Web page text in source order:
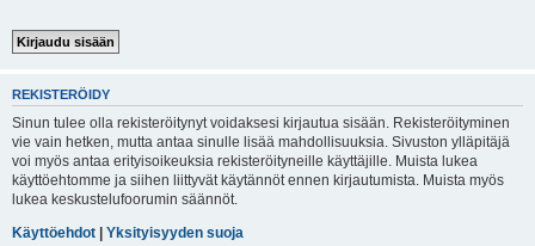
REKISTERÖIDY
Sinun tulee olla rekisteröitynyt voidaksesi kirjautua sisään. Rekisteröityminen
vie vain hetken, mutta antaa sinulle lisää mahdollisuuksia. Sivuston ylläpitäjä
voi myös antaa erityisoikeuksia rekisteröityneille käyttäjille. Muista lukea
käyttöehtomme ja siihen liittyvät käytännöt ennen kirjautumista. Muista myös
lukea keskustelufoorumin säännöt.
Käyttöehdot | Yksityisyyden suoja